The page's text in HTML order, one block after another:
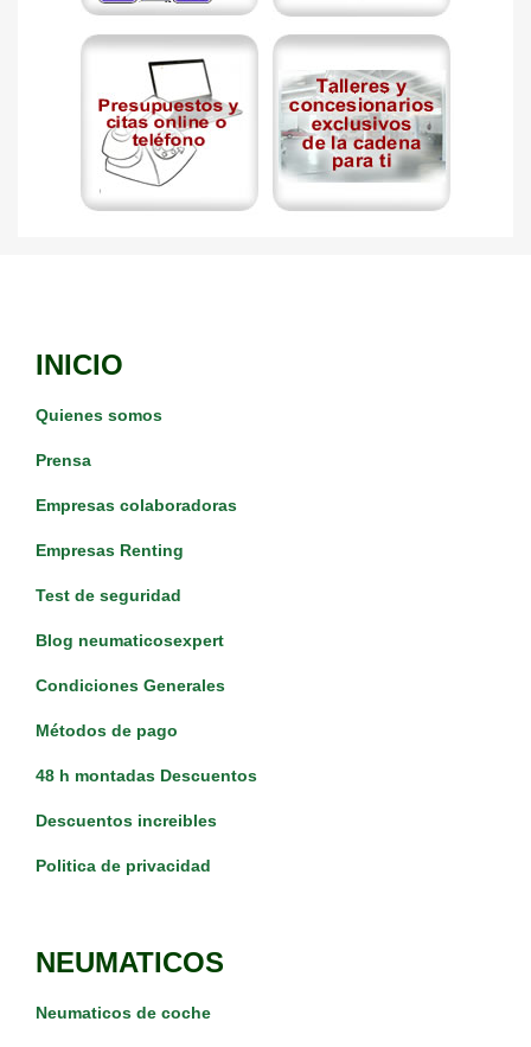
INICIO
Quienes somos
Prensa
Empresas colaboradoras
Empresas Renting
Test de seguridad
Blog neumaticosexpert
Condiciones Generales
Métodos de pago
48 h montadas Descuentos
Descuentos increibles
Politica de privacidad
NEUMATICOS
Neumaticos de coche